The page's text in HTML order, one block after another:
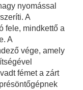
nyomással
A
fele, mindkettő a
A
vége, amely
fémet a zárt